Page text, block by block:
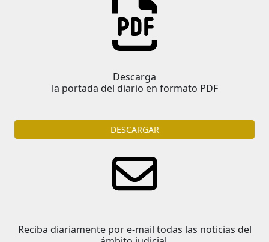
Descarga
la portada del diario en formato PDF
DESCARGAR
Reciba diariamente por e-mail todas las noticias del